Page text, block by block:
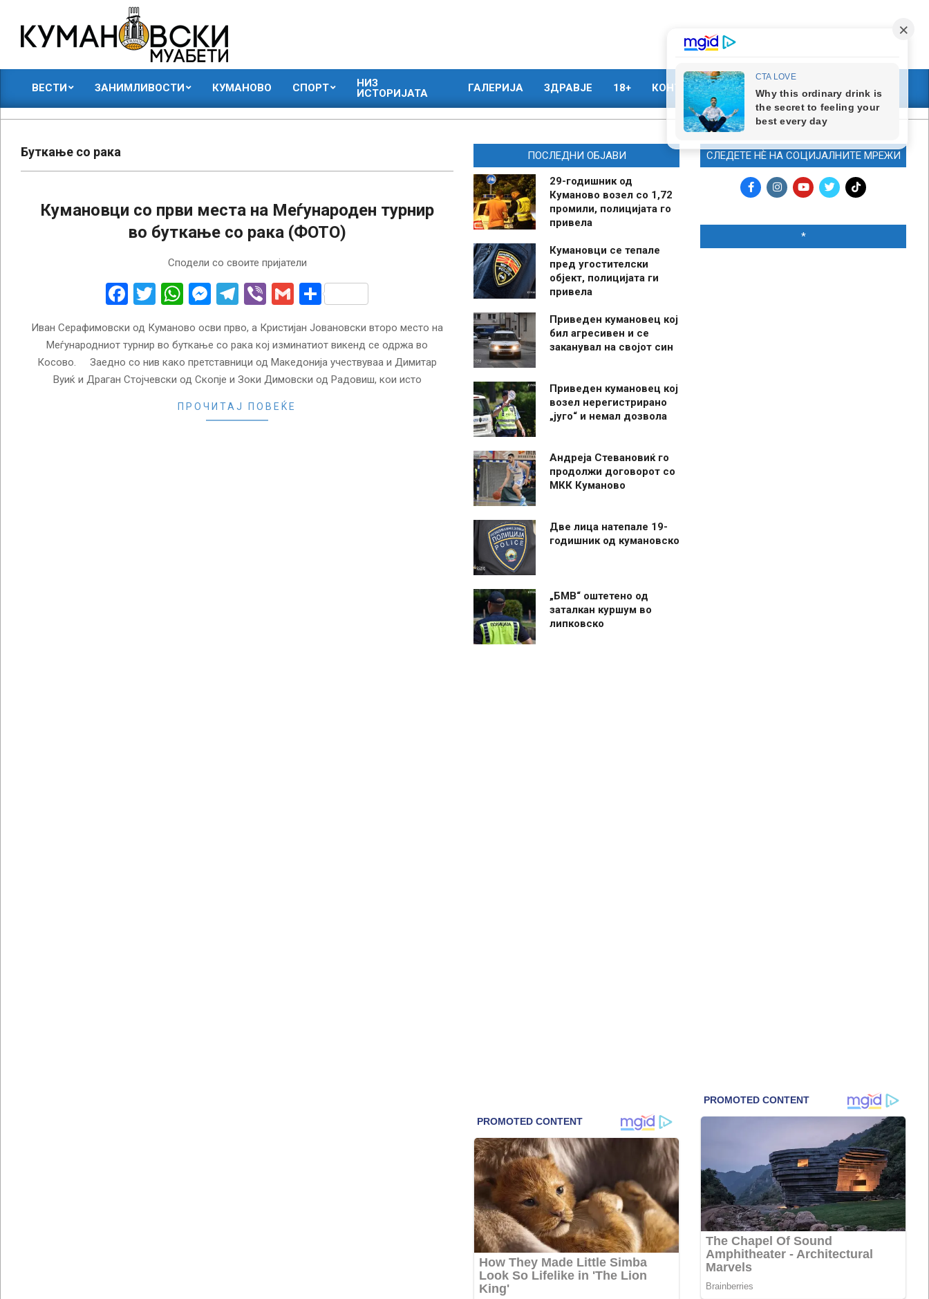
content
КУМАНОВСКИ
МУАБЕТИ
ВЕСТИ ЗАНИМЛИВОСТИ КУМАНОВО СПОРТ
НИЗ
ИСТОРИЈАТА
ГАЛЕРИЈА ЗДРАВЈЕ 18+ КОНТАКТ МАРКЕТИНГ
Буткање со рака
Кумановци со први места на Меѓународен турнир
во буткање со рака (ФОТО)
Сподели со своите пријатели
Facebook
Twitter
WhatsApp
Messenger
Telegram
ViberGmailShare
Иван Серафимовски од Куманово осви прво, а Кристијан Јовановски второ место на
Меѓународниот турнир во буткање со рака кој изминатиот викенд се одржа во
Косово. Заедно со нив како претставници од Македонија учествуваа и Димитар
Вуиќ и Драган Стојчевски од Скопје и Зоки Димовски од Радовиш, кои исто
ПРОЧИТАЈ ПОВЕЌЕ
ПОСЛЕДНИ ОБЈАВИ
29-годишник од
Куманово возел со 1,72
промили, полицијата го
привела
Кумановци се тепале
пред угостителски
објект, полицијата ги
привела
Приведен кумановец кој
бил агресивен и се
заканувал на својот син
Приведен кумановец кој
возел нерегистрирано
„југо“ и немал дозвола
Андреја Стевановиќ го
продолжи договорот со
МКК Куманово
Две лица натепале 19-
годишник од кумановско
„БМВ“ оштетено од
заталкан куршум во
липковско
СЛЕДЕТЕ НЀ НА СОЦИЈАЛНИТЕ МРЕЖИ
*